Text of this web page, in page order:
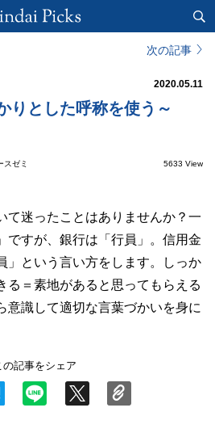
次の記事
2020.05.11
りとした呼称を使う～
ゼミ 5633 View
て迷ったことはありませんか？一
ですが、銀行は「行員」。信用金
」という言い方をします。しっか
る＝素地があると思ってもらえる
意識して適切な言葉づかいを身に
の記事をシェア